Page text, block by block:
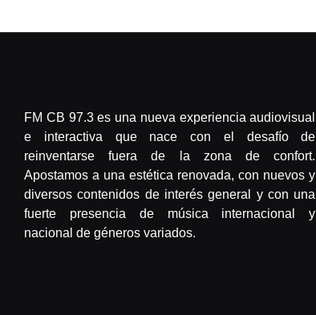
FM CB 97.3 es una nueva experiencia audiovisual
e interactiva que nace con el desafío de
reinventarse fuera de la zona de confort.
Apostamos a una estética renovada, con nuevos y
diversos contenidos de interés general y con una
fuerte presencia de música internacional y
nacional de géneros variados.